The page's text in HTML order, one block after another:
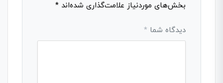
بخش‌های موردنیاز علامت‌گذاری شده‌اند *
دیدگاه شما *